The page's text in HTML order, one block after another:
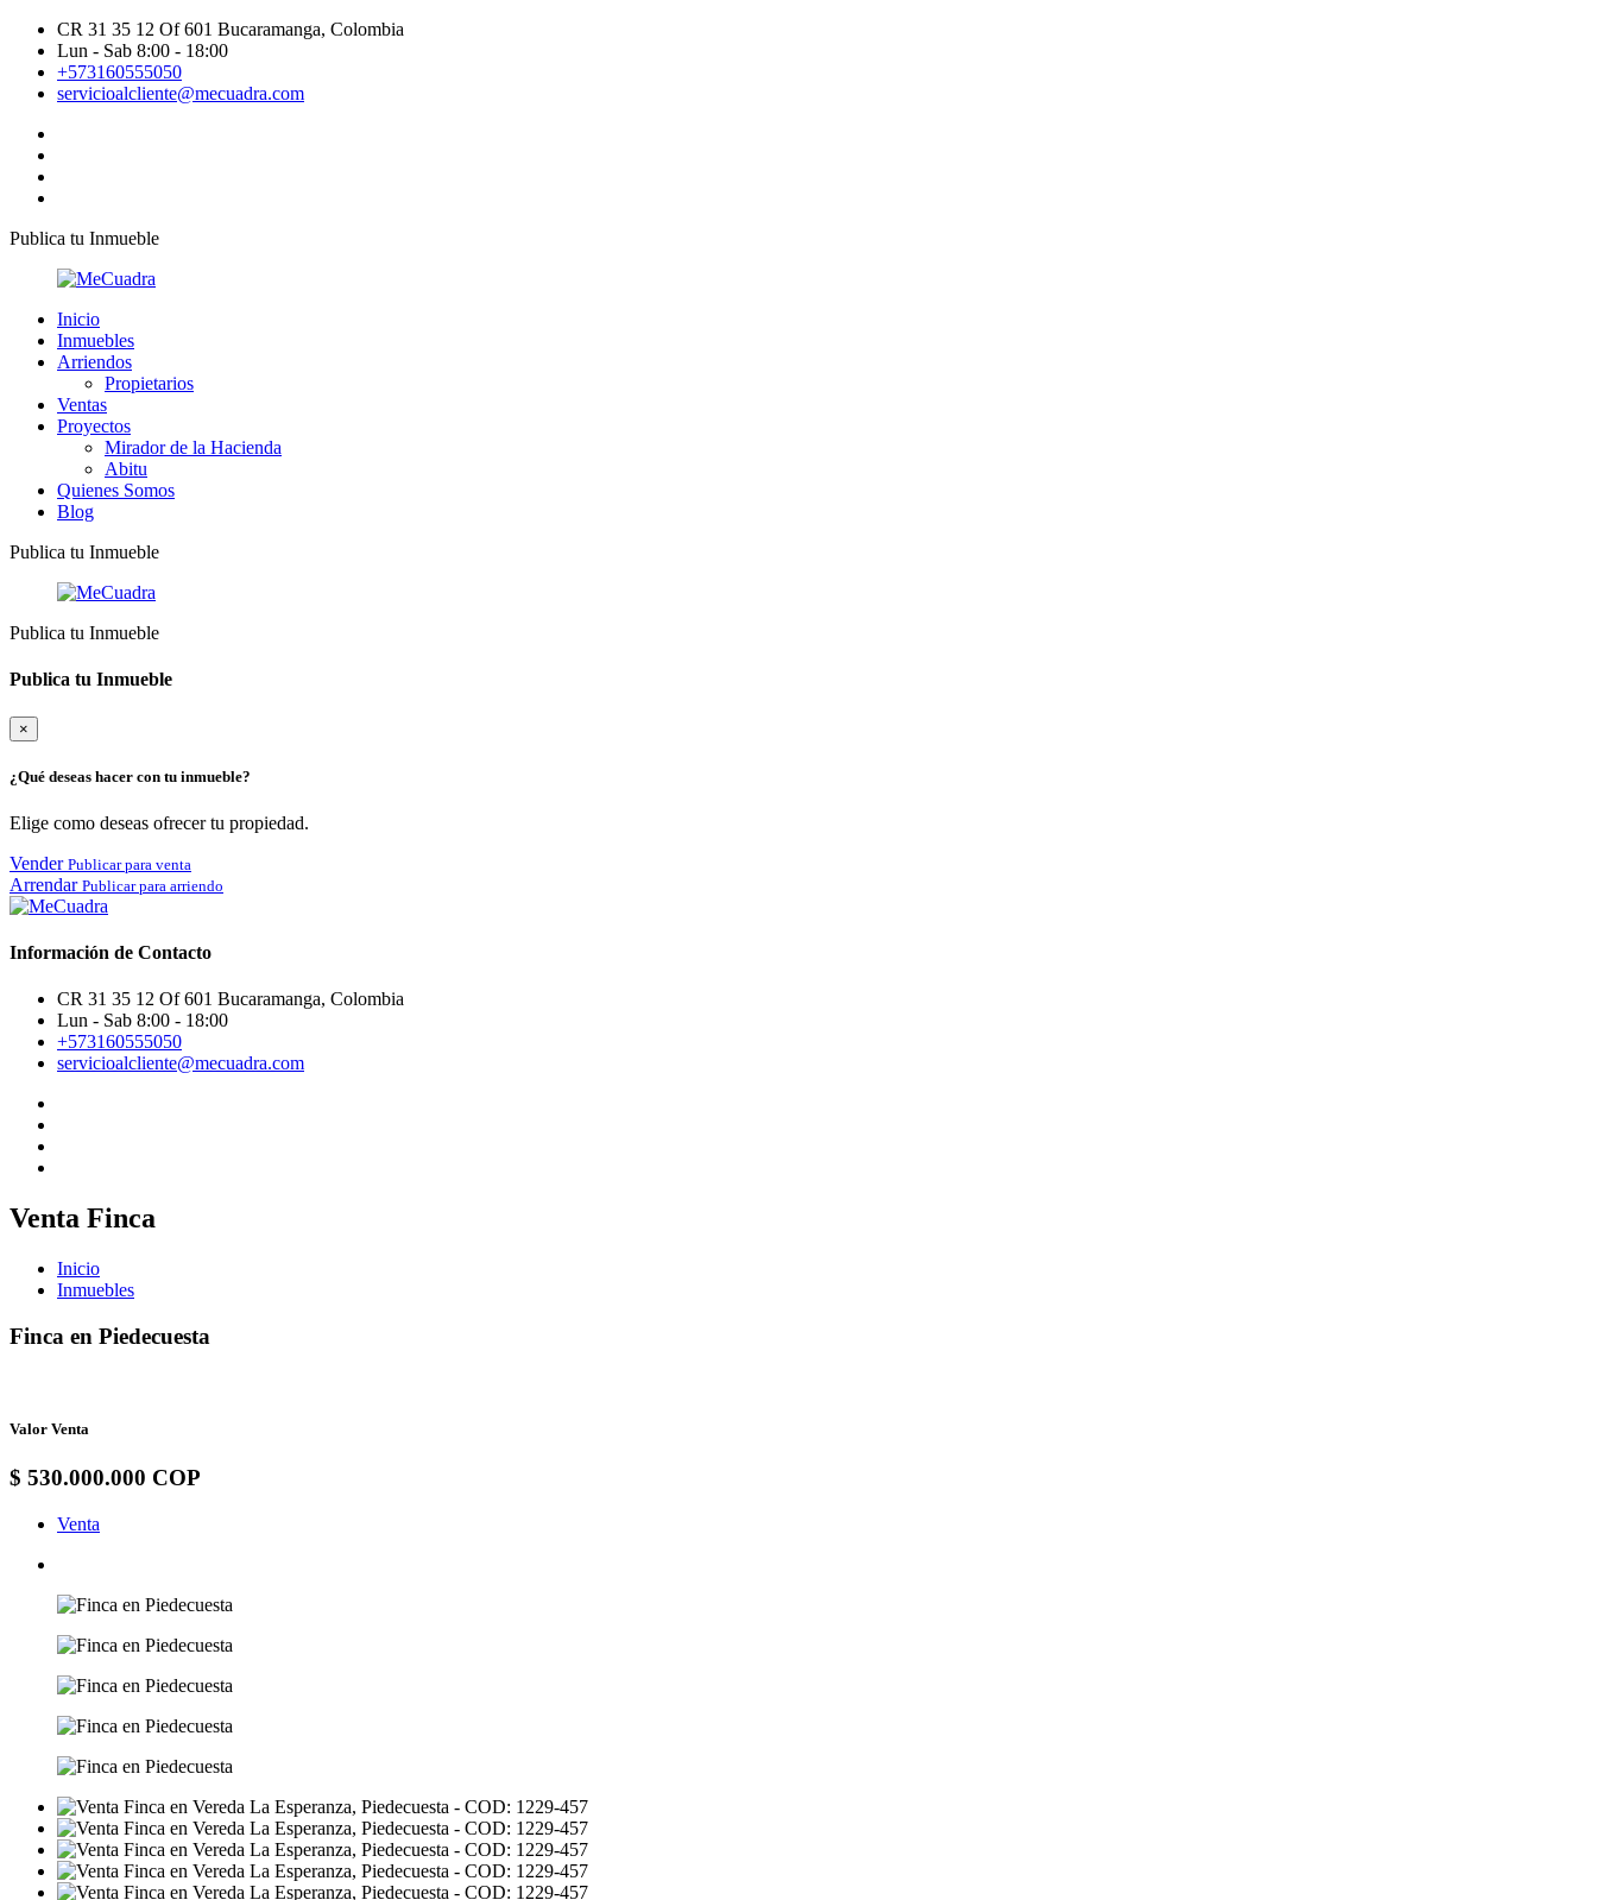
CR 31 35 12 Of 601 Bucaramanga, Colombia
Lun - Sab 8:00 - 18:00
+573160555050
servicioalcliente@mecuadra.com
Publica tu Inmueble
Inicio
Inmuebles
Arriendos
Propietarios
Ventas
Proyectos
Mirador de la Hacienda
Abitu
Quienes Somos
Blog
Publica tu Inmueble
Publica tu Inmueble
Publica tu Inmueble
×
¿Qué deseas hacer con tu inmueble?
Elige como deseas ofrecer tu propiedad.
Vender Publicar para venta
Arrendar Publicar para arriendo
Información de Contacto
CR 31 35 12 Of 601 Bucaramanga, Colombia
Lun - Sab 8:00 - 18:00
+573160555050
servicioalcliente@mecuadra.com
Venta Finca
Inicio
Inmuebles
Finca en Piedecuesta
Valor Venta
$ 530.000.000 COP
Venta